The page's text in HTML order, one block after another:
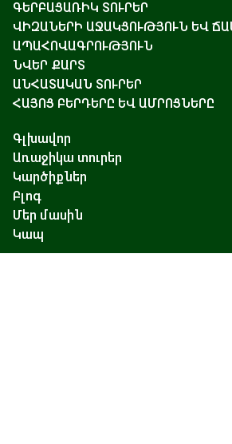
ԳԵՐԲԱՑԱՌԻԿ ՏՈՒՐԵՐ
ՎԻԶԱՆԵՐԻ ԱՋԱԿՑՈՒԹՅՈՒՆ ԵՎ
ԱՊԱՀՈՎԱԳՐՈՒԹՅՈՒՆ
ՆՎԵՐ ՔԱՐՏ
ԱՆՀԱՏԱԿԱՆ ՏՈՒՐԵՐ
ՀԱՅՈՑ ԲԵՐԴԵՐԸ ԵՎ ԱՄՐՈՑՆԵՐԸ
Գլխավոր
Առաջիկա տուրեր
Կարծիքներ
Բլոգ
Մեր մասին
Կապ